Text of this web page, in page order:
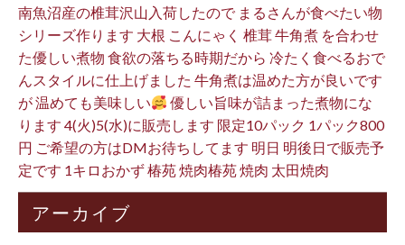
南魚沼産の椎茸沢山入荷したので まるさんが食べたい物
シリーズ作ります 大根 こんにゃく 椎茸 牛角煮 を合わせ
た優しい煮物 食欲の落ちる時期だから 冷たく食べるおで
んスタイルに仕上げました 牛角煮は温めた方が良いです
が 温めても美味しい
優しい旨味が詰まった煮物にな
ります 4(火)5(水)に販売します 限定10パック 1パック800
円 ご希望の方はDMお待ちしてます 明日 明後日で販売予
定です 1キロおかず 椿苑 焼肉椿苑 焼肉 太田焼肉
アーカイブ